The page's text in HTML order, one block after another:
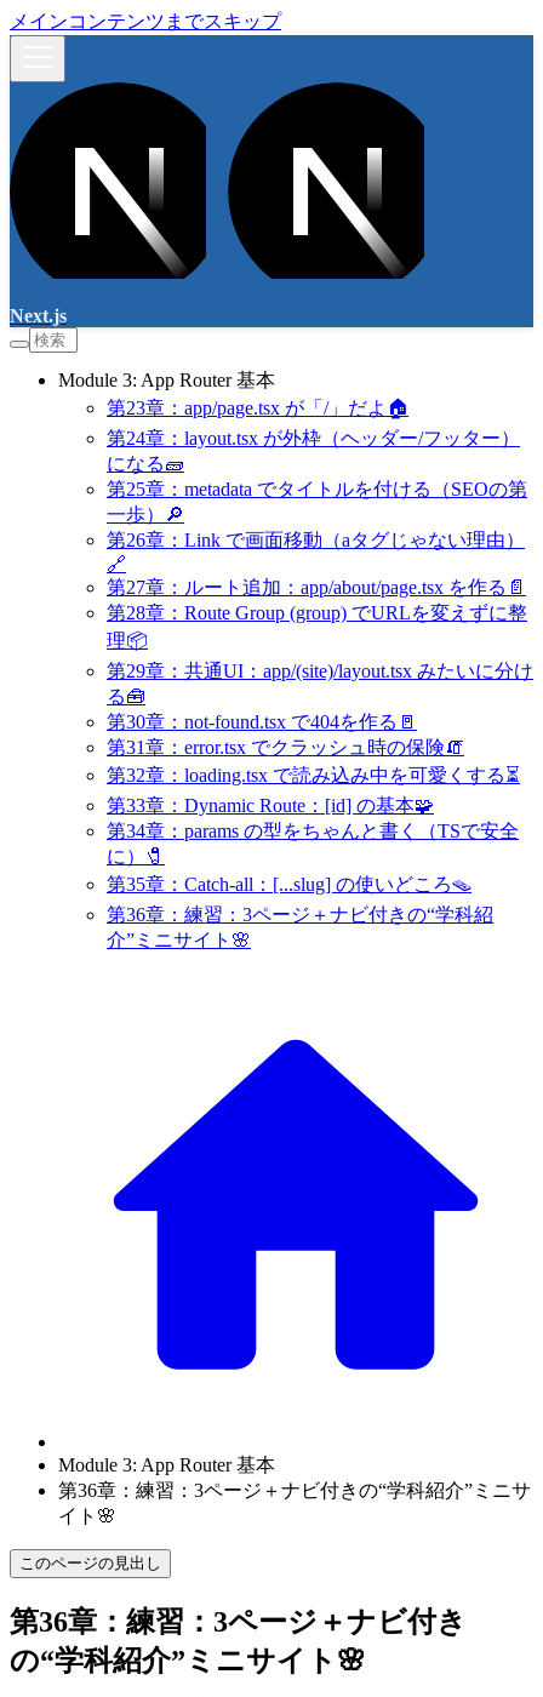
メインコンテンツまでスキップ
Next.js
Module 3: App Router 基本
第23章：app/page.tsx が「/」だよ🏠
第24章：layout.tsx が外枠（ヘッダー/フッター）
になる🧱
第25章：metadata でタイトルを付ける（SEOの第
一歩）🔎
第26章：Link で画面移動（aタグじゃない理由）
🔗
第27章：ルート追加：app/about/page.tsx を作る📄
第28章：Route Group (group) でURLを変えずに整
理📦
第29章：共通UI：app/(site)/layout.tsx みたいに分け
る🧰
第30章：not-found.tsx で404を作る🚪
第31章：error.tsx でクラッシュ時の保険🧯
第32章：loading.tsx で読み込み中を可愛くする⏳
第33章：Dynamic Route：[id] の基本🧩
第34章：params の型をちゃんと書く（TSで安全
に）🧷
第35章：Catch-all：[...slug] の使いどころ🪤
第36章：練習：3ページ＋ナビ付きの“学科紹
介”ミニサイト🌸
Module 3: App Router 基本
第36章：練習：3ページ＋ナビ付きの“学科紹介”ミニサ
イト🌸
このページの見出し
第36章：練習：3ページ＋ナビ付き
の“学科紹介”ミニサイト🌸